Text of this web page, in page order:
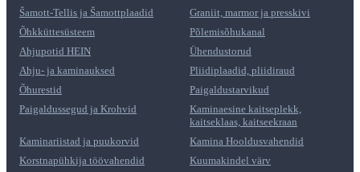
Šamott-Tellis ja Šamottplaadid
Graniit, marmor ja presskivi
Õhkküttesüsteem
Põlemisõhukanal
Ahjupotid HEIN
Ühendustorud
Ahju- ja kaminauksed
Pliidiplaadid, pliidiraud
Õhurestid
Paigaldustarvikud
Paigaldussegud ja Krohvid
Kaminaesine kaitseplekk,
kaitseklaas, kaitseekraan
Kaminariistad ja puukorvid
Kamina Hooldusvahendid
Korstnapühkija töövahendid
Kuumakindel värv